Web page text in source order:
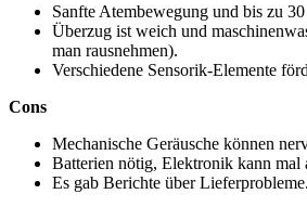
Sanfte Atembewegung und bis zu
Überzug ist weich und
man rausnehmen).
Verschiedene Sensorik-Elemente
Cons
Mechanische Geräusche können
Batterien nötig, Elektronik kann mal
Es gab Berichte über Lieferprobleme.